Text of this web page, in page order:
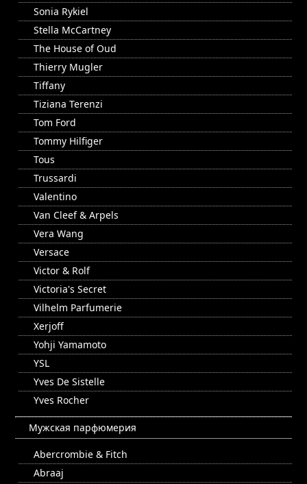
Sonia Rykiel
Stella McCartney
The House of Oud
Thierry Mugler
Tiffany
Tiziana Terenzi
Tom Ford
Tommy Hilfiger
Tous
Trussardi
Valentino
Van Cleef & Arpels
Vera Wang
Versace
Victor & Rolf
Victoria's Secret
Vilhelm Parfumerie
Xerjoff
Yohji Yamamoto
YSL
Yves De Sistelle
Yves Rocher
Мужская парфюмерия
Abercrombie & Fitch
Abraaj